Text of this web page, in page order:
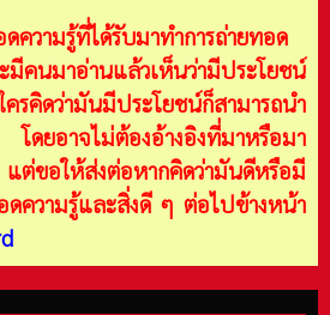
ความรู้ที่ได้รับมาทำการถ่ายทอด
คนมาอ่านแล้วเห็นว่ามีประโยชน์
รคิดว่ามันมีประโยชน์ก็สามารถนำ
ดยอาจไม่ต้องอ้างอิงที่มาหรือมา
ให้ส่งต่อหากคิดว่ามันดีหรือมี
ความรู้และสิ่งดี ๆ ต่อไปข้างหน้า